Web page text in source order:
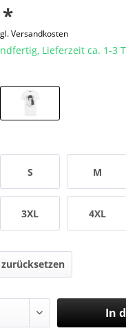
*
Versandkosten
Lieferzeit ca. 1-3
S M
3XL 4XL
In